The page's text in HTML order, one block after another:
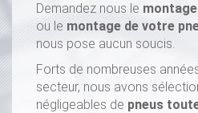
Demandez nous le
ou le montage de votre
nous pose aucun soucis.
Forts de nombreuses
secteur, nous avons
négligeables de pneus